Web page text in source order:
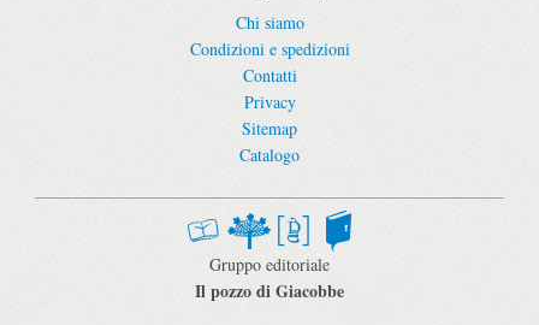
Chi siamo
Condizioni e spedizioni
Contatti
Privacy
Sitemap
Catalogo
Gruppo editoriale
Il pozzo di Giacobbe